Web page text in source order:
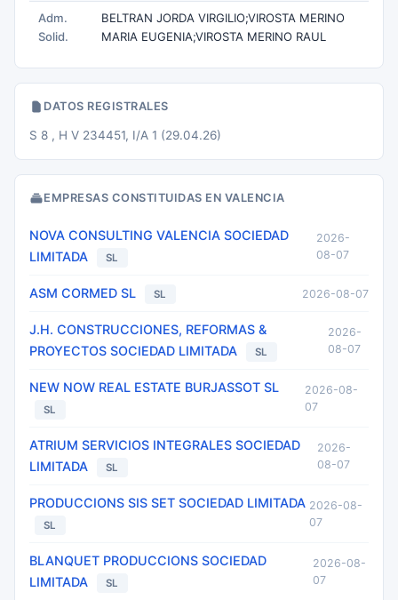
Adm.
Solid.
BELTRAN JORDA VIRGILIO;VIROSTA MERINO
MARIA EUGENIA;VIROSTA MERINO RAUL
DATOS REGISTRALES
S 8 , H V 234451, I/A 1 (29.04.26)
EMPRESAS CONSTITUIDAS EN VALENCIA
NOVA CONSULTING VALENCIA SOCIEDAD
LIMITADA
SL
2026-
08-07
ASM CORMED SL SL 2026-08-07
J.H. CONSTRUCCIONES, REFORMAS &
PROYECTOS SOCIEDAD LIMITADA
SL
2026-
08-07
NEW NOW REAL ESTATE BURJASSOT SL
SL
2026-08-
07
ATRIUM SERVICIOS INTEGRALES SOCIEDAD
LIMITADA
SL
2026-
08-07
PRODUCCIONS SIS SET SOCIEDAD LIMITADA
SL
2026-08-
07
BLANQUET PRODUCCIONS SOCIEDAD
LIMITADA
SL
2026-08-
07